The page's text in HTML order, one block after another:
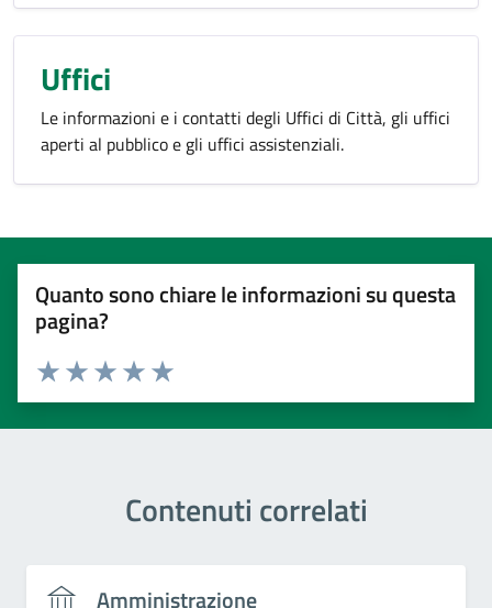
Uffici
Le informazioni e i contatti degli Uffici di Città, gli uffici
aperti al pubblico e gli uffici assistenziali.
Quanto sono chiare le informazioni su questa
pagina?
Valuta 5 stelle su 5
Valuta 4 stelle su 5
Valuta 3 stelle su 5
Valuta 2 stelle su 5
Valuta 1 stelle su 5
Contenuti correlati
Amministrazione